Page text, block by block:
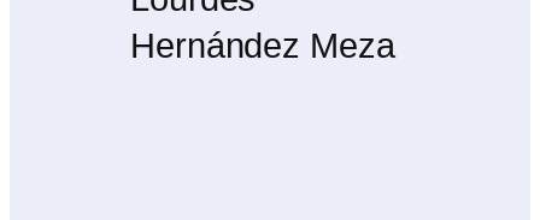
Hernández Meza